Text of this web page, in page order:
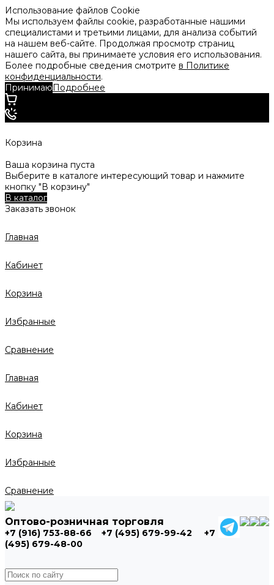
Использование файлов Cookie
Мы используем файлы cookie, разработанные нашими
специалистами и третьими лицами, для анализа событий
на нашем веб-сайте. Продолжая просмотр страниц
нашего сайта, вы принимаете условия его использования.
Более подробные сведения смотрите в Политике
конфиденциальности.
ПринимаюПодробнее
Корзина
Ваша корзина пуста
Выберите в каталоге интересующий товар и нажмите
кнопку "В корзину"
В каталог
Заказать звонок
Главная
Кабинет
Корзина
Избранные
Сравнение
Главная
Кабинет
Корзина
Избранные
Сравнение
Оптово-розничная торговля
+7 (916) 753-88-66 +7 (495) 679-99-42
+7
(495) 679-48-00